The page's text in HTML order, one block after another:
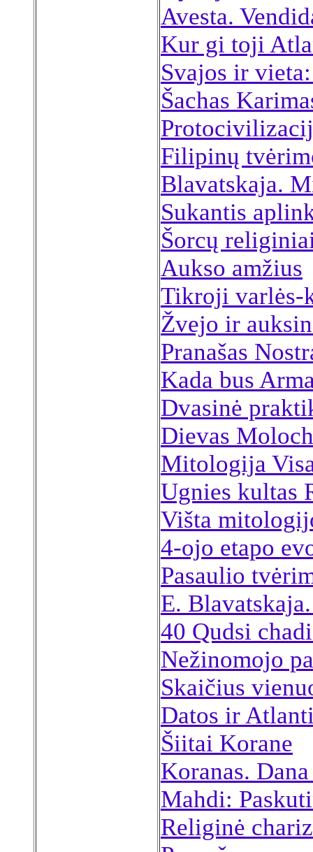
Avesta.
Kur gi toji
Svajos ir
Šachas
Filipinų
Blavatskaja.
Sukantis
Šorcų
Aukso amžius
Tikroji varlės-
Žvejo ir
Pranašas
Kada bus
Dvasinė
Dievas
Mitologija
Ugnies kultas
Višta
4-ojo etapo
Pasaulio
E.
40 Qudsi
Nežinomojo
Skaičius
Datos ir
Šiitai Korane
Koranas.
Mahdi:
Religinė